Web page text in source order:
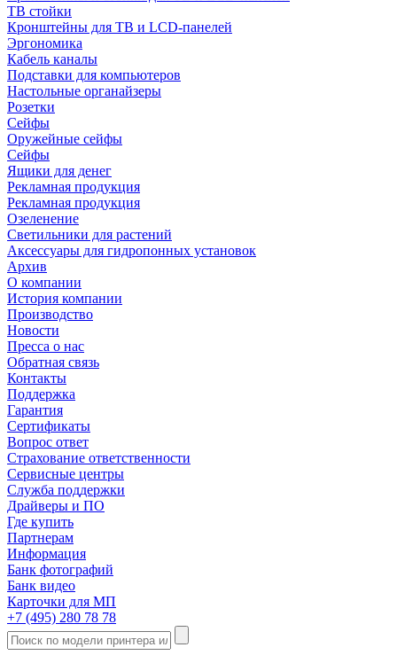
ТВ стойки
Кронштейны для ТВ и LCD-панелей
Эргономика
Кабель каналы
Подставки для компьютеров
Настольные органайзеры
Розетки
Сейфы
Оружейные сейфы
Сейфы
Ящики для денег
Рекламная продукция
Рекламная продукция
Озеленение
Светильники для растений
Аксессуары для гидропонных установок
Архив
О компании
История компании
Производство
Новости
Пресса о нас
Обратная связь
Контакты
Поддержка
Гарантия
Сертификаты
Вопрос ответ
Страхование ответственности
Сервисные центры
Служба поддержки
Драйверы и ПО
Где купить
Партнерам
Информация
Банк фотографий
Банк видео
Карточки для МП
+7 (495) 280 78 78